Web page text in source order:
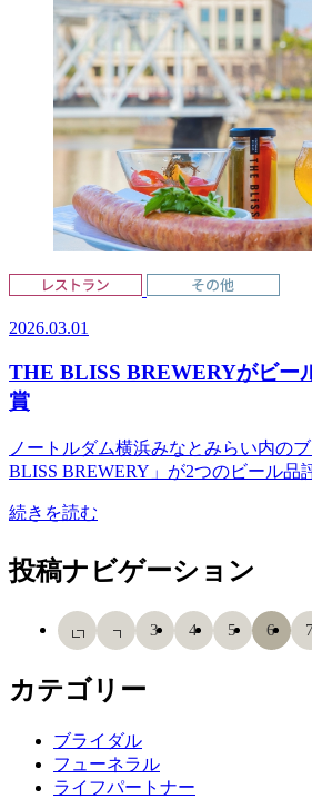
2026.03.01
THE BLISS BREWERYがビー
賞
ノートルダム横浜みなとみらい内の
BLISS BREWERY」が2つのビール品
続きを読む
投稿ナビゲーション
3 4 5 6
カテゴリー
ブライダル
フューネラル
ライフパートナー